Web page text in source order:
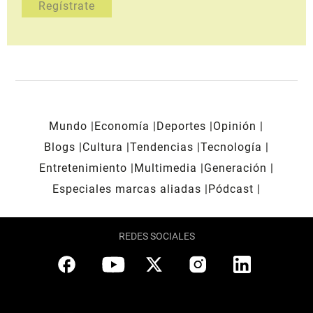
Mundo Economía Deportes
Opinión
Blogs
Cultura Tendencias Tecnología
Entretenimiento
Multimedia
Generación
Especiales marcas aliadas
Pódcast
REDES SOCIALES